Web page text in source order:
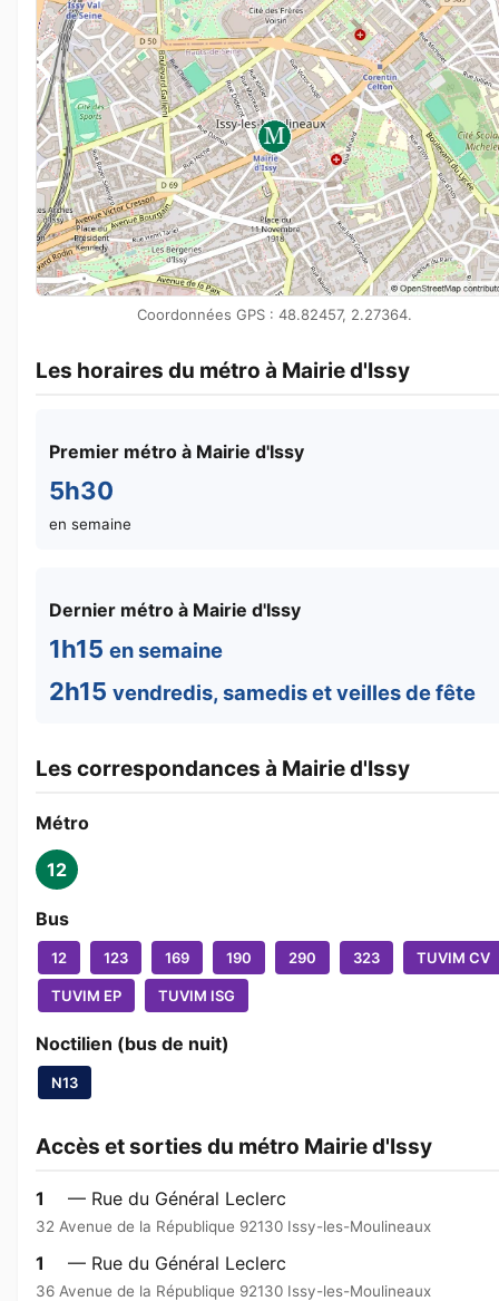
Coordonnées GPS : 48.82457, 2.27364.
Les horaires du métro à Mairie d'Issy
Premier métro à Mairie d'Issy
5h30
en semaine
Dernier métro à Mairie d'Issy
1h15 en semaine
2h15 vendredis, samedis et veilles de fête
Les correspondances à Mairie d'Issy
Métro
12
Bus
12 123 169 190 290 323 TUVIM CV
TUVIM EP TUVIM ISG
Noctilien (bus de nuit)
N13
Accès et sorties du métro Mairie d'Issy
1 — Rue du Général Leclerc
32 Avenue de la République 92130 Issy-les-Moulineaux
1 — Rue du Général Leclerc
36 Avenue de la République 92130 Issy-les-Moulineaux